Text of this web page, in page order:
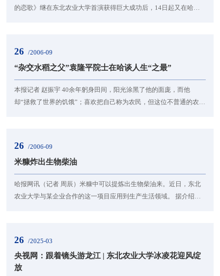
的恋歌》继在东北农业大学首演获得巨大成功后，14日起又在哈市
26 /2006-09
“杂交水稻之父”袁隆平院士在哈谈人生“之最”
本报记者 赵振宇 40余年躬身田间，阳光涂黑了他的面庞，而他
却“拯救了世界的饥饿”；喜欢把自己称为农民，但这位不普通的农民
26 /2006-09
米糠炸出生物柴油
哈报网讯（记者 周辰）米糠中可以提炼出生物柴油来。近日，东北
农业大学与某企业合作的这一项目应用到生产生活领域。 据介绍，
26 /2025-03
央视网：跟着镜头游龙江 | 东北农业大学冰凌花迎风绽
放